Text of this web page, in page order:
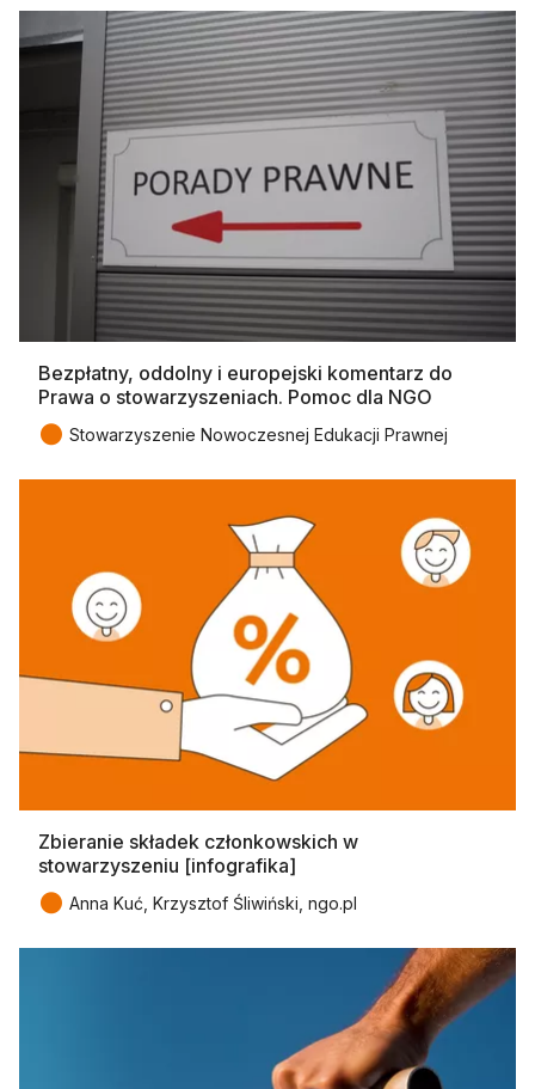
Bezpłatny, oddolny i europejski komentarz do
Prawa o stowarzyszeniach. Pomoc dla NGO
● Stowarzyszenie Nowoczesnej Edukacji Prawnej
Zbieranie składek członkowskich w
stowarzyszeniu [infografika]
● Anna Kuć, Krzysztof Śliwiński, ngo.pl